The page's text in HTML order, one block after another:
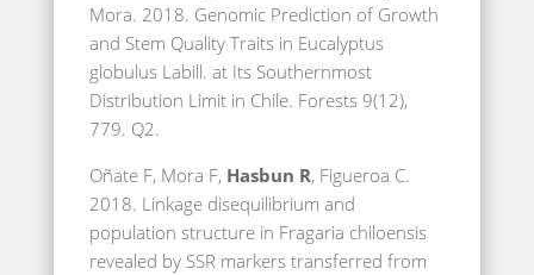
Mora. 2018. Genomic Prediction of Growth
and Stem Quality Traits in Eucalyptus
globulus Labill. at Its Southernmost
Distribution Limit in Chile. Forests 9(12),
779. Q2.
Oñate F, Mora F, Hasbun R, Figueroa C.
2018. Linkage disequilibrium and
population structure in Fragaria chiloensis
revealed by SSR markers transferred from